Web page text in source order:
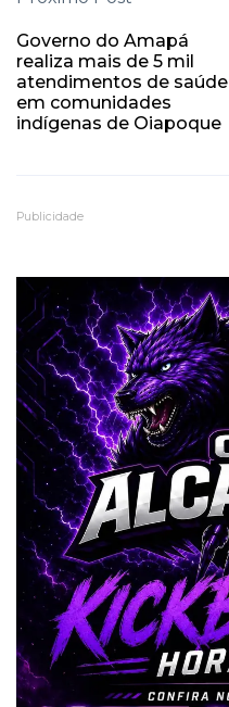
Governo do Amapá
realiza mais de 5 mil
atendimentos de saúde
em comunidades
indígenas de Oiapoque
Publicidade